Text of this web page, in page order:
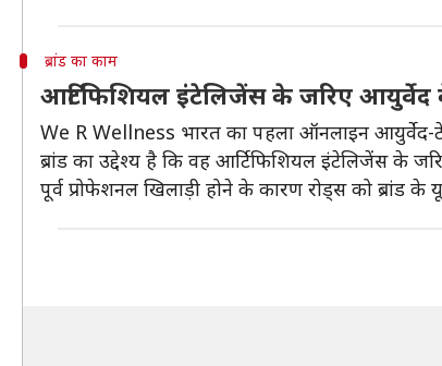
ब्रांड का काम
आर्टिफिशियल इंटेलिजेंस के जरिए आयुर्वेद
We R Wellness भारत का पहला ऑनलाइन
ब्रांड का उद्देश्य है कि वह आर्टिफिशियल इंटेलिजेंस के
पूर्व प्रोफेशनल खिलाड़ी होने के कारण रोड्स को ब्रांड के